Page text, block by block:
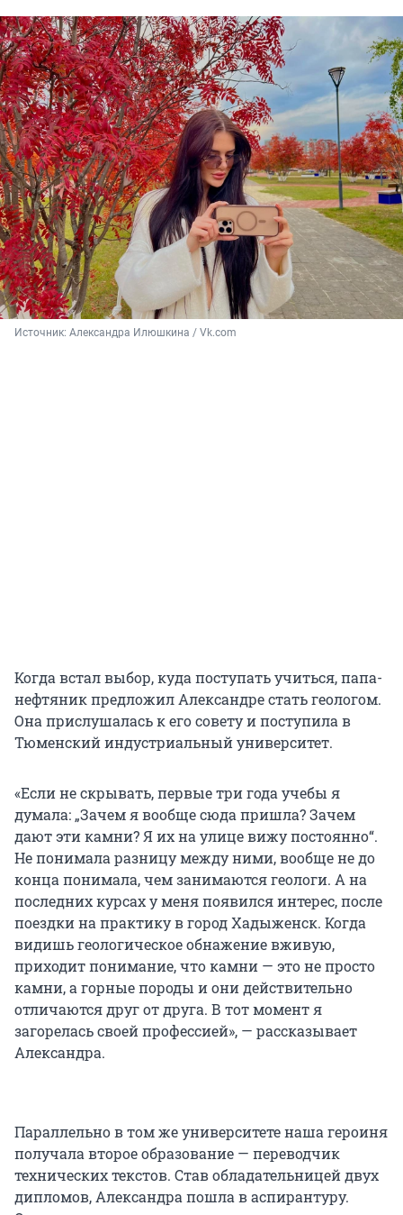
Источник: Александра Илюшкина / Vk.com
Когда встал выбор, куда поступать учиться, папа-
нефтяник предложил Александре стать геологом.
Она прислушалась к его совету и поступила в
Тюменский индустриальный университет.
«Если не скрывать, первые три года учебы я
думала: „Зачем я вообще сюда пришла? Зачем
дают эти камни? Я их на улице вижу постоянно“.
Не понимала разницу между ними, вообще не до
конца понимала, чем занимаются геологи. А на
последних курсах у меня появился интерес, после
поездки на практику в город Хадыженск. Когда
видишь геологическое обнажение вживую,
приходит понимание, что камни — это не просто
камни, а горные породы и они действительно
отличаются друг от друга. В тот момент я
загорелась своей профессией», — рассказывает
Александра.
Параллельно в том же университете наша героиня
получала второе образование — переводчик
технических текстов. Став обладательницей двух
дипломов, Александра пошла в аспирантуру.